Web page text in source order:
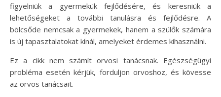
figyelniük a gyermekük fejlődésére, és keresniük a
lehetőségeket a további tanulásra és fejlődésre. A
bölcsőde nemcsak a gyermekek, hanem a szülők számára
is új tapasztalatokat kínál, amelyeket érdemes kihasználni.
Ez a cikk nem számít orvosi tanácsnak. Egészségügyi
probléma esetén kérjük, forduljon orvoshoz, és kövesse
az orvos tanácsait.